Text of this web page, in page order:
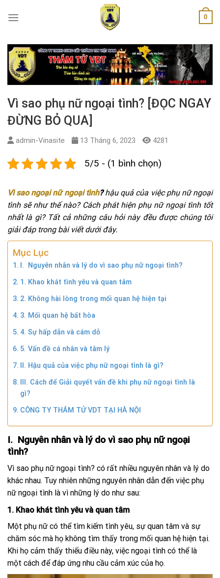
0
Vì sao phụ nữ ngoại tình? [ĐỌC NGAY
ĐỪNG BỎ QUA]
admin-Vinasite 13 Tháng 6, 2023 4281
5/5 - (1 bình chọn)
Vì sao ngoại nữ ngoại tình?hậu quả của việc phụ nữ ngoại
tình sẽ như thế nào? Cách phát hiện phụ nữ ngoại tình tốt
nhất là gì? Tất cả những câu hỏi này đều được chúng tôi
giải đáp trong bài viết dưới đây.
Mục Lục
I. Nguyên nhân và lý do vì sao phụ nữ ngoại tình?
1. Khao khát tình yêu và quan tâm
2. Không hài lòng trong mối quan hệ hiện tại
3. Mối quan hệ bất hòa
4. Sự hấp dẫn và cám dỗ
5. Vấn đề cá nhân và tâm lý
II. Hậu quả của việc phụ nữ ngoại tình là gì?
III. Cách để Giải quyết vấn đề khi phụ nữ ngoại tình là
gì?
CÔNG TY THÁM TỬ VDT TẠI HÀ NỘI
I. Nguyên nhân và lý do vì sao phụ nữ ngoại
tình?
Vì sao phụ nữ ngoại tình? có rất nhiều nguyên nhân và lý do
khác nhau. Tuy nhiên những nguyên nhân dẫn đến việc phụ
nữ ngoại tình là vì những lý do như sau:
1. Khao khát tình yêu và quan tâm
Một phụ nữ có thể tìm kiếm tình yêu, sự quan tâm và sự
chăm sóc mà họ không tìm thấy trong mối quan hệ hiện tại.
Khi họ cảm thấy thiếu điều này, việc ngoại tình có thể là
một cách để đáp ứng nhu cầu cảm xúc của họ.